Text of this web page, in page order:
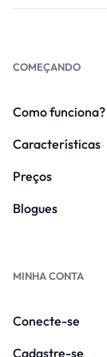
COMEÇANDO
Como funciona?
Características
Preços
Blogues
MINHA CONTA
Conecte-se
Cadastre-se